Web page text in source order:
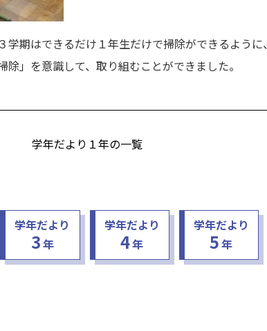
期はできるだけ１年生だけで掃除ができるように
」を意識して、取り組むことができました。
学年だより１年の一覧
学年だより
3年
学年だより
4年
学年だより
5年